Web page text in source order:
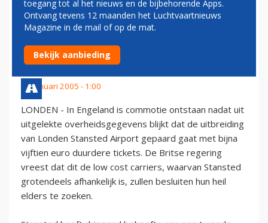
'UITBREIDINGEN OP
STANSTED ZORGEN VOOR
VERHOGING TICKETPRIJZEN'
24 januari 2005 - 1:00
LONDEN - In Engeland is commotie ontstaan nadat uit
uitgelekte overheidsgegevens blijkt dat de uitbreiding
van Londen Stansted Airport gepaard gaat met bijna
vijftien euro duurdere tickets. De Britse regering
vreest dat dit de low cost carriers, waarvan Stansted
grotendeels afhankelijk is, zullen besluiten hun heil
elders te zoeken.
toegang tot al het nieuws en de bijbehorende Apps.
Ontvang tevens 12 maanden het Luchtvaartnieuws
Magazine in de mail of op de mat.
Bekijk aanbieding